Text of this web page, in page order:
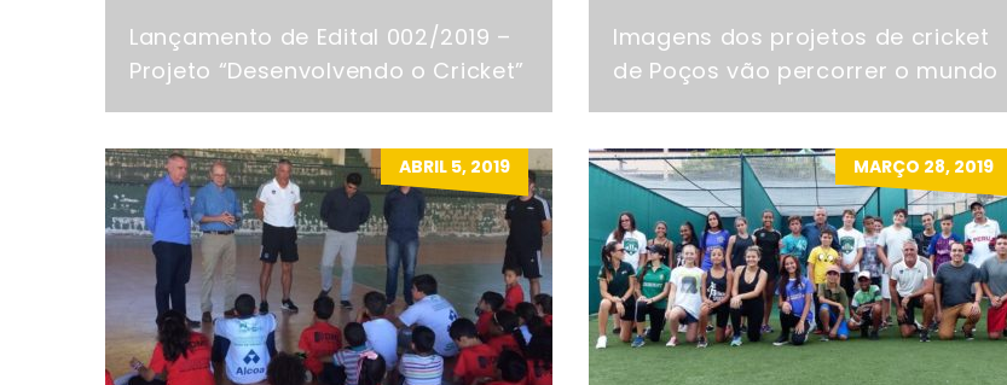
Lançamento de Edital 002/2019 –
Projeto “Desenvolvendo o Cricket”
Imagens dos projetos de cricket
de Poços vão percorrer o mundo
ABRIL 5, 2019 MARÇO 28, 2019